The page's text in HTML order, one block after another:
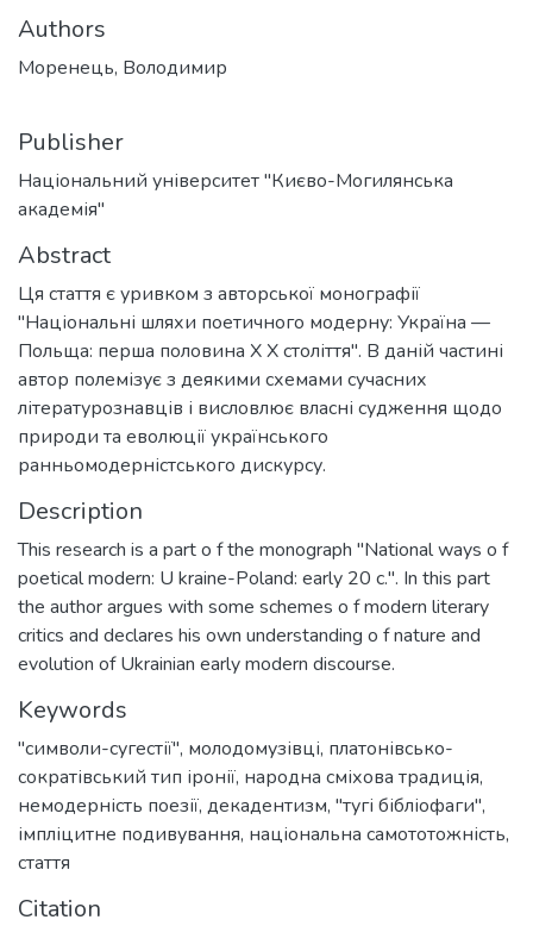
Authors
Моренець, Володимир
Publisher
Національний університет "Києво-Могилянська
академія"
Abstract
Ця стаття є уривком з авторської монографії
"Національні шляхи поетичного модерну: Україна —
Польща: перша половина X X століття". В даній частині
автор полемізує з деякими схемами сучасних
літературознавців і висловлює власні судження щодо
природи та еволюції українського
ранньомодерністського дискурсу.
Description
This research is a part o f the monograph "National ways o f
poetical modern: U kraine-Poland: early 20 c.". In this part
the author argues with some schemes o f modern literary
critics and declares his own understanding o f nature and
evolution of Ukrainian early modern discourse.
Keywords
"символи-сугестії", молодомузівці, платонівсько-
сократівський тип іронії, народна сміхова традиція,
немодерність поезії, декадентизм, "тугі бібліофаги",
імпліцитне подивування, національна самототожність,
стаття
Citation